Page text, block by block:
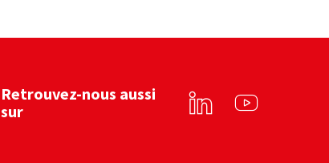
Retrouvez-nous aussi
sur
Linkedin YouTube